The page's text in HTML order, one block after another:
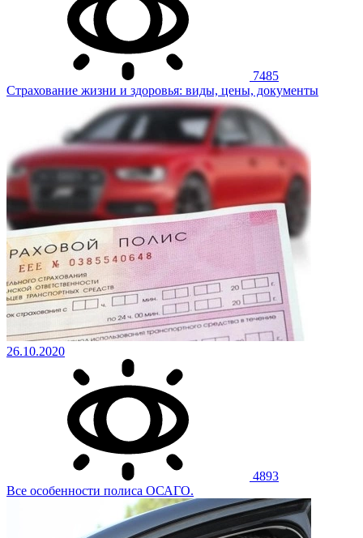
7485
Страхование жизни и здоровья: виды, цены, документы
26.10.2020
4893
Все особенности полиса ОСАГО.